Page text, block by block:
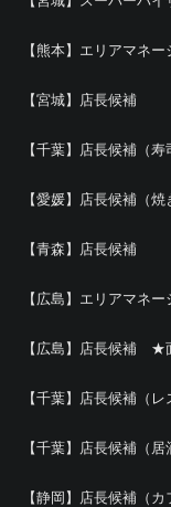
【熊本】エリアマネ
【宮城】店長候補
【千葉】店長候補（寿
【愛媛】店長候補（焼
【青森】店長候補
【広島】エリアマネ
【広島】店長候補 ★
【千葉】店長候補（
【千葉】店長候補（居
【静岡】店長候補（カ